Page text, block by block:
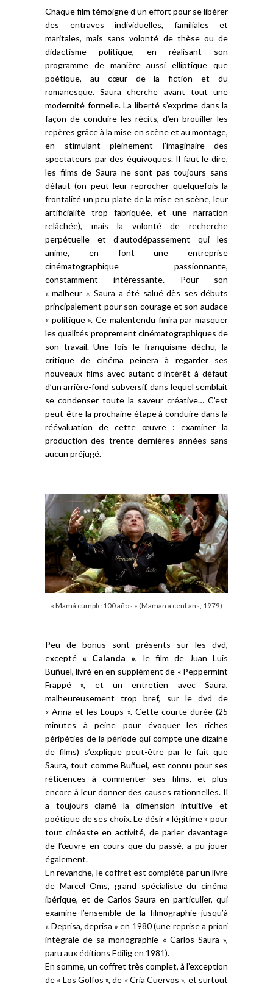
Chaque film témoigne d’un effort pour se libérer
des entraves individuelles, familiales et
maritales, mais sans volonté de thèse ou de
didactisme politique, en réalisant son
programme de manière aussi elliptique que
poétique, au cœur de la fiction et du
romanesque. Saura cherche avant tout une
modernité formelle. La liberté s’exprime dans la
façon de conduire les récits, d’en brouiller les
repères grâce à la mise en scène et au montage,
en stimulant pleinement l’imaginaire des
spectateurs par des équivoques. Il faut le dire,
les films de Saura ne sont pas toujours sans
défaut (on peut leur reprocher quelquefois la
frontalité un peu plate de la mise en scène, leur
artificialité trop fabriquée, et une narration
relâchée), mais la volonté de recherche
perpétuelle et d’autodépassement qui les
anime, en font une entreprise
cinématographique passionnante,
constamment intéressante. Pour son
« malheur », Saura a été salué dès ses débuts
principalement pour son courage et son audace
« politique ». Ce malentendu finira par masquer
les qualités proprement cinématographiques de
son travail. Une fois le franquisme déchu, la
critique de cinéma peinera à regarder ses
nouveaux films avec autant d’intérêt à défaut
d’un arrière-fond subversif, dans lequel semblait
se condenser toute la saveur créative… C’est
peut-être la prochaine étape à conduire dans la
réévaluation de cette œuvre : examiner la
production des trente dernières années sans
aucun préjugé.
« Mamá cumple 100 años » (Maman a cent ans, 1979)
Peu de bonus sont présents sur les dvd,
excepté « Calanda », le film de Juan Luis
Buñuel, livré en en supplément de « Peppermint
Frappé », et un entretien avec Saura,
malheureusement trop bref, sur le dvd de
« Anna et les Loups ». Cette courte durée (25
minutes à peine pour évoquer les riches
péripéties de la période qui compte une dizaine
de films) s’explique peut-être par le fait que
Saura, tout comme Buñuel, est connu pour ses
réticences à commenter ses films, et plus
encore à leur donner des causes rationnelles. Il
a toujours clamé la dimension intuitive et
poétique de ses choix. Le désir « légitime » pour
tout cinéaste en activité, de parler davantage
de l’œuvre en cours que du passé, a pu jouer
également.
En revanche, le coffret est complété par un livre
de Marcel Oms, grand spécialiste du cinéma
ibérique, et de Carlos Saura en particulier, qui
examine l’ensemble de la filmographie jusqu’à
« Deprisa, deprisa » en 1980 (une reprise a priori
intégrale de sa monographie « Carlos Saura »,
paru aux éditions Edilig en 1981).
En somme, un coffret très complet, à l’exception
de « Los Golfos », de « Cria Cuervos », et surtout